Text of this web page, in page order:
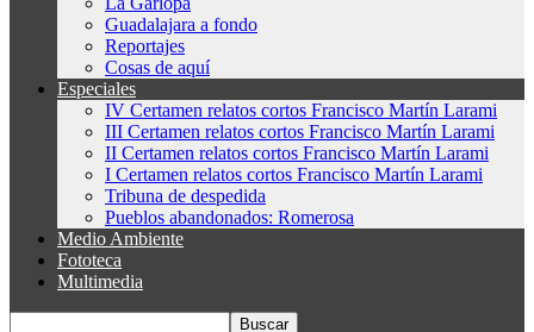
Guadalajara a fondo
Reportajes
Cosas de aquí
Especiales
IV Certamen relatos cortos Francisco Martín Larami
III Certamen relatos cortos Francisco Martín Larami
II Certamen relatos cortos Francisco Martín Larami
I Certamen relatos cortos Francisco Martín Larami
Tribuna de despedida
Pueblos abandonados: Romerosa
Medio Ambiente
Fototeca
Multimedia